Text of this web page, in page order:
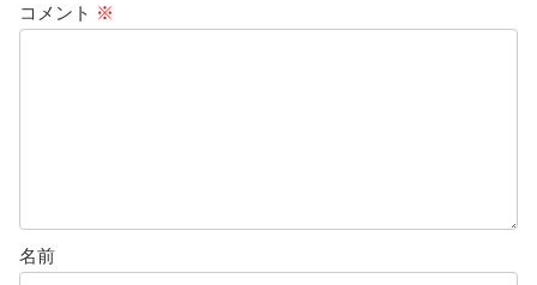
コメント ※
名前